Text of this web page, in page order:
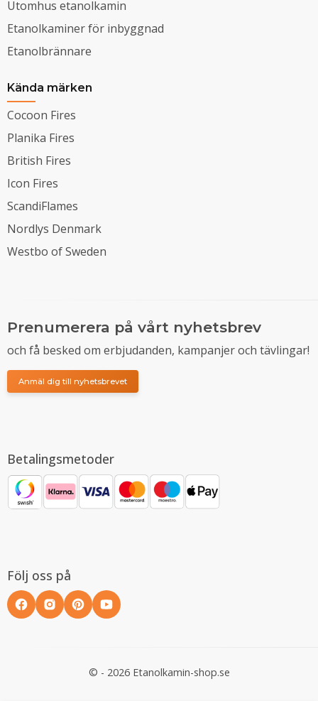
Utomhus etanolkamin
Etanolkaminer för inbyggnad
Etanolbrännare
Kända märken
Cocoon Fires
Planika Fires
British Fires
Icon Fires
ScandiFlames
Nordlys Denmark
Westbo of Sweden
Prenumerera på vårt nyhetsbrev
och få besked om erbjudanden, kampanjer och tävlingar!
Anmäl dig till nyhetsbrevet
Betalingsmetoder
Följ oss på
© - 2026 Etanolkamin-shop.se